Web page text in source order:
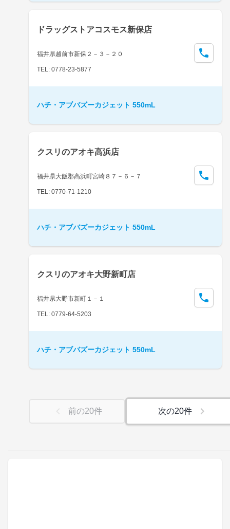
ドラッグストアコスモス新保店
福井県越前市新保２－３－２０
TEL: 0778-23-5877
ハチ・アブバズーカジェット 550mL
クスリのアオキ高浜店
福井県大飯郡高浜町宮崎８７－６－７
TEL: 0770-71-1210
ハチ・アブバズーカジェット 550mL
クスリのアオキ大野新町店
福井県大野市新町１－１
TEL: 0779-64-5203
ハチ・アブバズーカジェット 550mL
前の20件 次の20件